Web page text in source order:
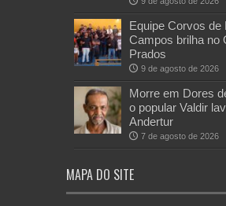
Equipe Corvos de
Campos brilha no
Prados
9 de agosto de 2026
Morre em Dores
o popular Valdir
Andertur
7 de agosto de 2026
MAPA DO SITE